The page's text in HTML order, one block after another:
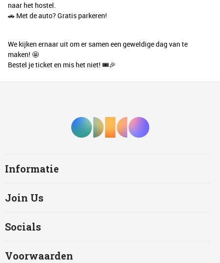
naar het hostel.
🚗 Met de auto? Gratis parkeren!
We kijken ernaar uit om er samen een geweldige dag van te
maken! 🤩
Bestel je ticket en mis het niet! 🎟️🎉
Informatie
Join Us
Socials
Voorwaarden